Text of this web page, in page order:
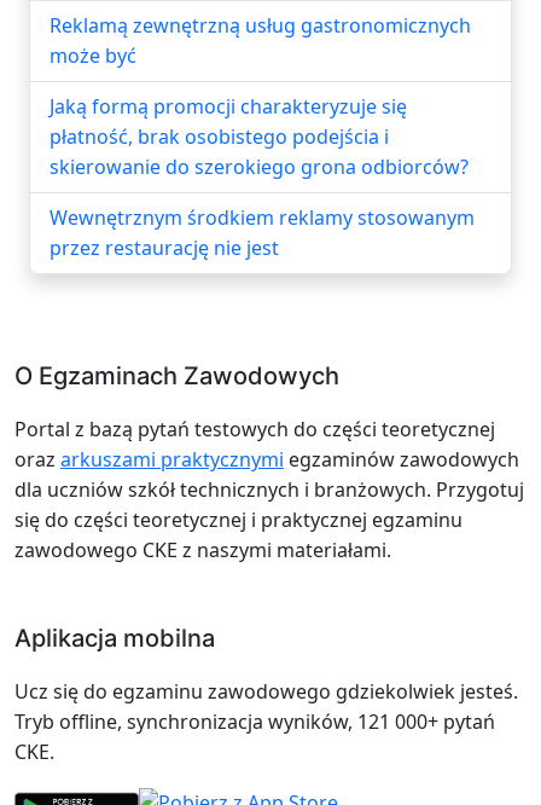
Reklamą zewnętrzną usług gastronomicznych
może być
Jaką formą promocji charakteryzuje się
płatność, brak osobistego podejścia i
skierowanie do szerokiego grona odbiorców?
Wewnętrznym środkiem reklamy stosowanym
przez restaurację nie jest
O Egzaminach Zawodowych
Portal z bazą pytań testowych do części teoretycznej
oraz arkuszami praktycznymi egzaminów zawodowych
dla uczniów szkół technicznych i branżowych. Przygotuj
się do części teoretycznej i praktycznej egzaminu
zawodowego CKE z naszymi materiałami.
Aplikacja mobilna
Ucz się do egzaminu zawodowego gdziekolwiek jesteś.
Tryb offline, synchronizacja wyników, 121 000+ pytań
CKE.